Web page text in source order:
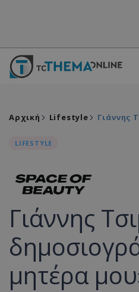
Αρχική Lifestyle Γιάννης
LIFESTYLE
Γιάννης
μητέρα